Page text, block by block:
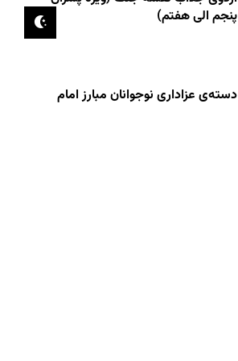
پنجم الی هفتم)
دسته‌ی عزاداری نوجوانان مبارز امام